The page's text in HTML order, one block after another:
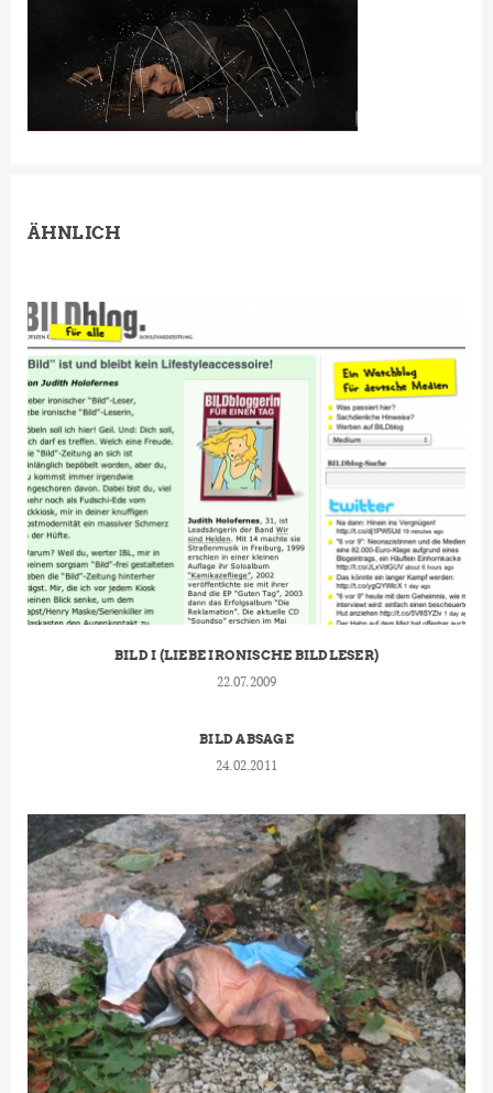
ÄHNLICH
BILD I (LIEBE IRONISCHE BILDLESER)
22.07.2009
BILD ABSAGE
24.02.2011